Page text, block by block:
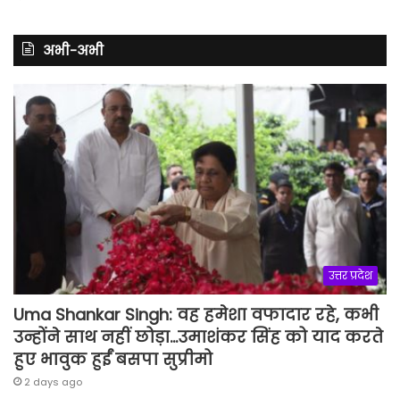
अभी-अभी
उत्तर प्रदेश
Uma Shankar Singh: वह हमेशा वफादार रहे, कभी
उन्होंने साथ नहीं छोड़ा…उमाशंकर सिंह को याद करते
हुए भावुक हुईं बसपा सुप्रीमो
2 days ago